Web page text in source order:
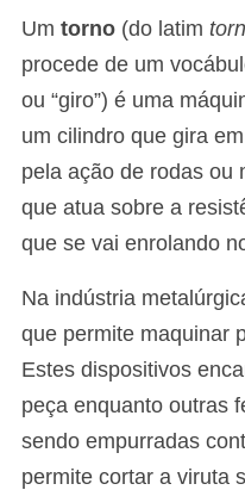
Um torno (do latim
procede de um
ou “giro”) é uma
um cilindro que gira
pela ação de rodas ou
que atua sobre a
que se vai enrolando
Na indústria
que permite maquinar
Estes dispositivos
peça enquanto outras
sendo empurradas
permite cortar a viruta